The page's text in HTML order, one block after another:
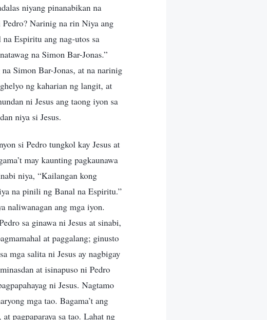
niyang pinanabikan na
Pedro? Narinig na rin Niya ang
Espiritu ang nag-utos sa
na Simon Bar-Jonas.”
Simon Bar-Jonas, at na narinig
ng kaharian ng langit, at
ni Jesus ang taong iyon sa
niya si Jesus.
si Pedro tungkol kay Jesus at
may kaunting pagkaunawa
niya, “Kailangan kong
na pinili ng Banal na Espiritu.”
naliwanagan ang mga iyon.
sa ginawa ni Jesus at sinabi,
at paggalang; ginusto
mga salita ni Jesus ay nagbigay
at isinapuso ni Pedro
ni Jesus. Nagtamo
mga tao. Bagama’t ang
pagpaparaya sa tao. Lahat ng